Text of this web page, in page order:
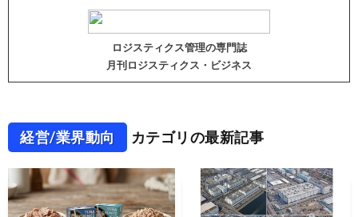
ロジスティクス管理の専門誌
月刊ロジスティクス・ビジネス
経営/業界動向 カテゴリの最新記事